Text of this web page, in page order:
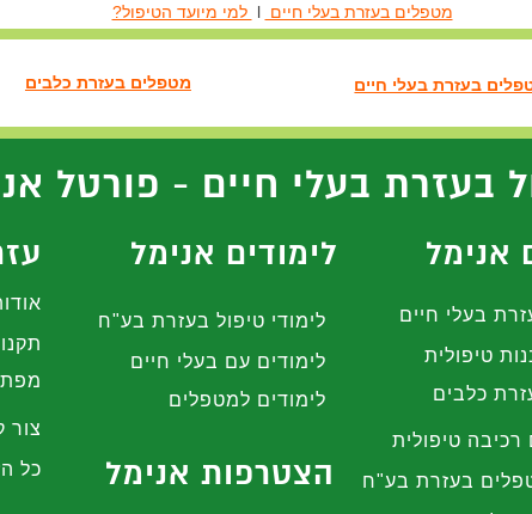
מטפלים בעזרת בעלי חיים l למי מיועד הטיפול?
בעזרת בעלי חיים מטפלים בעזרת כלבים
בעזרת בעלי חיים - פורטל
אנימל לימודים אנימל
הצטרפות אנימל
בעלי חיים
טיפולית
כלבים
רכיבה טיפולית
בעזרת בע"ח
לימודי טיפול בעזרת בע"ח
לימודים עם בעלי חיים
לימודים למטפלים
צור
כל